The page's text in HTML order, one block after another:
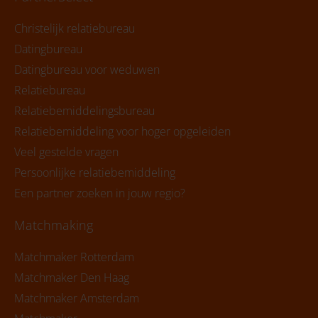
Christelijk relatiebureau
Datingbureau
Datingbureau voor weduwen
Relatiebureau
Relatiebemiddelingsbureau
Relatiebemiddeling voor hoger opgeleiden
Veel gestelde vragen
Persoonlijke relatiebemiddeling
Een partner zoeken in jouw regio?
Matchmaking
Matchmaker Rotterdam
Matchmaker Den Haag
Matchmaker Amsterdam